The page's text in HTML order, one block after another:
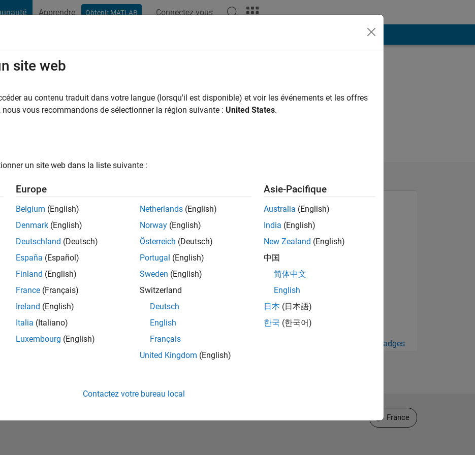
Apprendre Obtenir MATLAB Connectez-vous
6 ans il y a
0
No Badges Earned
Afficher tout Badges
site web
au contenu traduit dans votre langue (lorsqu'il est disponible) et voir les événements et les offres
nous vous recommandons de sélectionner la région suivante : United States.
un site web dans la liste suivante :
Europe
Belgium (English)
Denmark (English)
Deutschland (Deutsch)
España (Español)
Finland (English)
France (Français)
Ireland (English)
Italia (Italiano)
Luxembourg (English)
Netherlands (English)
Norway (English)
Österreich (Deutsch)
Portugal (English)
Sweden (English)
Switzerland
Deutsch
English
Français
United Kingdom (English)
Asie-Pacifique
Australia (English)
India (English)
New Zealand (English)
中国
简体中文
English
日本 (日本語)
한국 (한국어)
Contactez votre bureau local
Sélectionner un site web
France